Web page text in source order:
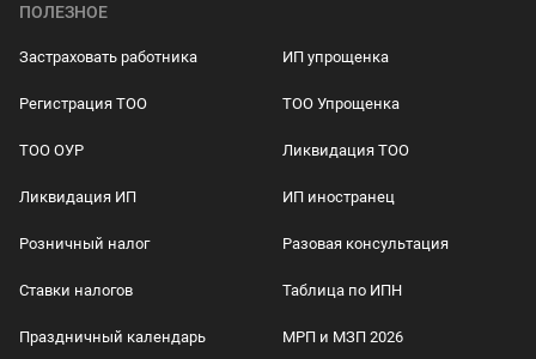
ПОЛЕЗНОЕ
Застраховать работника ИП упрощенка
Регистрация ТОО ТОО Упрощенка
ТОО ОУР Ликвидация ТОО
Ликвидация ИП ИП иностранец
Розничный налог Разовая консультация
Ставки налогов Таблица по ИПН
Праздничный календарь МРП и МЗП 2026